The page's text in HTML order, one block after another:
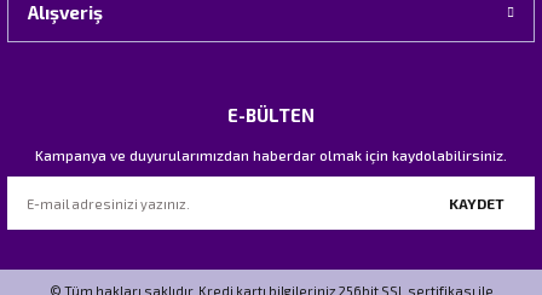
Alışveriş
E-BÜLTEN
Kampanya ve duyurularımızdan haberdar olmak için kaydolabilirsiniz.
KAYDET
© Tüm hakları saklıdır. Kredi kartı bilgileriniz 256bit SSL sertifikası ile